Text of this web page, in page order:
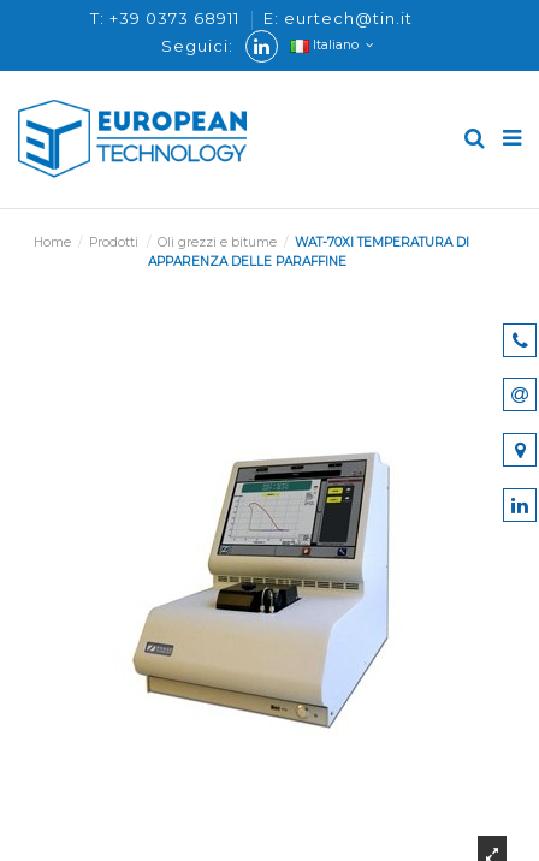
T: +39 0373 68911
E: eurtech@tin.it
Seguici:
Italiano
Home Prodotti Oli grezzi e bitume
WAT-70XI TEMPERATURA DI
APPARENZA DELLE PARAFFINE